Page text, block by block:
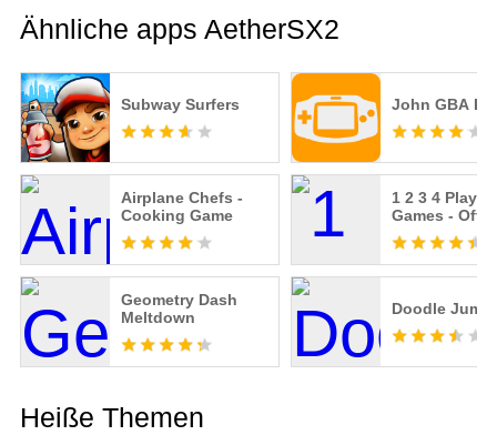
Ähnliche apps AetherSX2
Subway Surfers John GBA
Airplane Chefs -
Cooking Game
1 2 3 4 Player
Games -
Geometry Dash
Meltdown
Doodle Jump
Heiße Themen